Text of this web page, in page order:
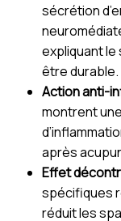
sécrétion
expliquant le
être durable.
Action anti-
montrent
après
Effet
spécifiques
réduit les